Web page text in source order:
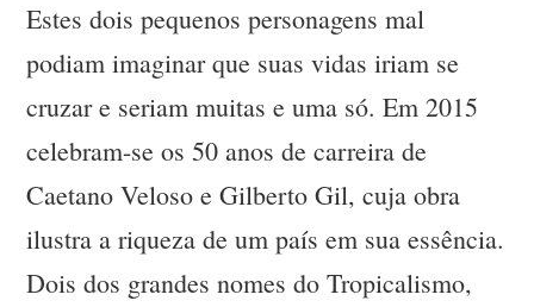
Estes dois pequenos personagens mal
podiam imaginar que suas vidas iriam se
cruzar e seriam muitas e uma só. Em 2015
celebram-se os 50 anos de carreira de
Caetano Veloso e Gilberto Gil, cuja obra
ilustra a riqueza de um país em sua essência.
Dois dos grandes nomes do Tropicalismo,